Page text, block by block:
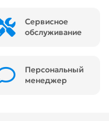
Сервисное
обслуживание
Персональный
менеджер